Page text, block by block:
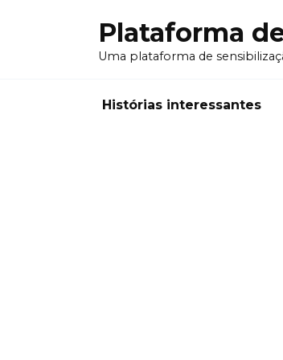
Plataforma
Uma plataforma de
Histórias interessantes